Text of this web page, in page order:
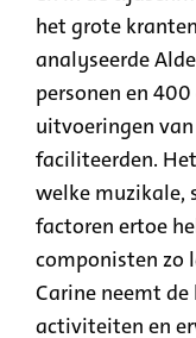
het grote
analyseerde
personen en
uitvoeringen
faciliteerden.
welke muzikale,
factoren ertoe
componisten zo
Carine neemt
activiteiten en